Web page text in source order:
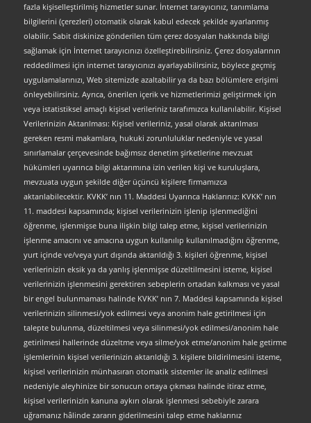
fazla kişiselleştirilmiş hizmetler sunar. İnternet tarayıcınız, tanımlama
bilgilerini (çerezleri) otomatik olarak kabul edecek şekilde ayarlanmış
olabilir. Sabit diskinize gönderilen tüm çerez dosyaları hakkında bilgi
sağlamak için İnternet tarayıcınızı özelleştirebilirsiniz. Çerez dosyalarının
reddedilmesi için internet tarayıcınızı ayarlayabilirsiniz, böylece geçmiş
uygulamalarınızı, Web sitemizde azaltabilir ya da bazı bölümlere erişimi
önleyebilirsiniz. Ayrıca, önerilen içerik ve hizmetlerimizi geliştirmek için
veya istatistiksel amaçlı kişisel verileriniz tarafımızca kullanılabilir. Kişisel
Verilerinizin Aktarılması: Kişisel verileriniz, yasal olarak aktarılması
gereken resmi makamlara, hukuki zorunluluklar nedeniyle ve yasal
sınırlamalar çerçevesinde bağımsız denetim şirketlerine mevzuat
hükümleri uyarınca bilgi aktarımına izin verilen kişi ve kuruluşlara,
mevzuata uygun şekilde diğer üçüncü kişilere firmamızca
aktarılabilecektir. KVKK’ nın 11. Maddesi Uyarınca Haklarınız: KVKK’ nın
11. maddesi kapsamında; kişisel verilerinizin işlenip işlenmediğini
öğrenme, işlenmişse buna ilişkin bilgi talep etme, kişisel verilerinizin
işlenme amacını ve amacına uygun kullanılıp kullanılmadığını öğrenme,
yurt içinde ve/veya yurt dışında aktarıldığı 3. kişileri öğrenme, kişisel
verilerinizin eksik ya da yanlış işlenmişse düzeltilmesini isteme, kişisel
verilerinizin işlenmesini gerektiren sebeplerin ortadan kalkması ve yasal
bir engel bulunmaması halinde KVKK’ nın 7. Maddesi kapsamında kişisel
verilerinizin silinmesi/yok edilmesi veya anonim hale getirilmesi için
talepte bulunma, düzeltilmesi veya silinmesi/yok edilmesi/anonim hale
getirilmesi hallerinde düzeltme veya silme/yok etme/anonim hale getirme
işlemlerinin kişisel verilerinizin aktarıldığı 3. kişilere bildirilmesini isteme,
kişisel verilerinizin münhasıran otomatik sistemler ile analiz edilmesi
nedeniyle aleyhinize bir sonucun ortaya çıkması halinde itiraz etme,
kişisel verilerinizin kanuna aykırı olarak işlenmesi sebebiyle zarara
uğramanız hâlinde zararın giderilmesini talep etme haklarınız